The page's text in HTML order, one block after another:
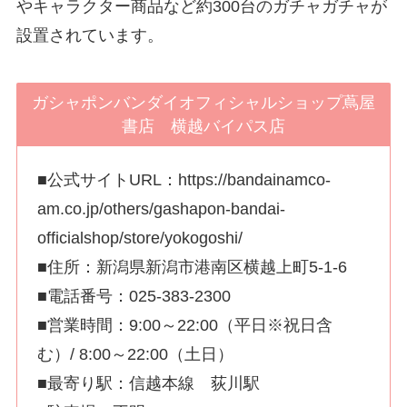
やキャラクター商品など約300台のガチャガチャが
設置されています。
ガシャポンバンダイオフィシャルショップ蔦屋
書店 横越バイパス店
■公式サイトURL：https://bandainamco-
am.co.jp/others/gashapon-bandai-
officialshop/store/yokogoshi/
■住所：新潟県新潟市港南区横越上町5-1-6
■電話番号：025-383-2300
■営業時間：9:00～22:00（平日※祝日含
む）/ 8:00～22:00（土日）
■最寄り駅：信越本線 荻川駅